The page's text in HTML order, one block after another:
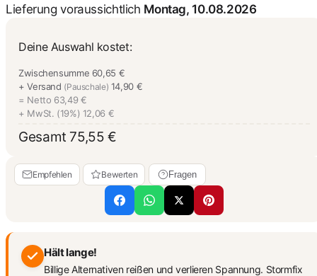
Lieferung voraussichtlich Montag, 10.08.2026
Deine Auswahl kostet:
Zwischensumme 60,65 €
+ Versand (Pauschale) 14,90 €
= Netto 63,49 €
+ MwSt. (19%) 12,06 €
Gesamt 75,55 €
Empfehlen Bewerten Fragen
Hält lange!
Billige Alternativen reißen und verlieren Spannung. Stormfix